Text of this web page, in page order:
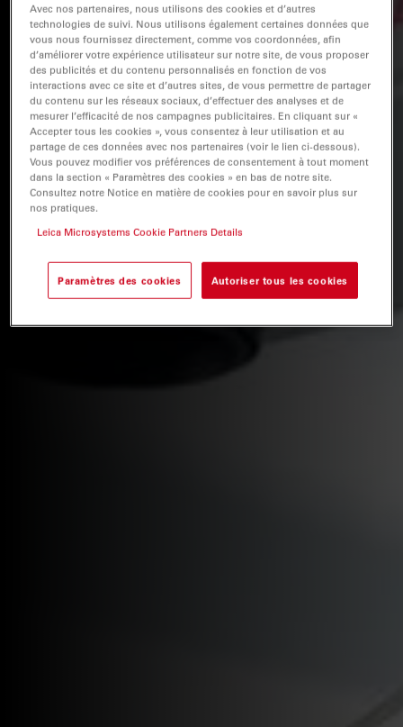
Avec nos partenaires, nous utilisons des cookies et d’autres
technologies de suivi. Nous utilisons également certaines données que
vous nous fournissez directement, comme vos coordonnées, afin
d’améliorer votre expérience utilisateur sur notre site, de vous proposer
des publicités et du contenu personnalisés en fonction de vos
interactions avec ce site et d’autres sites, de vous permettre de partager
du contenu sur les réseaux sociaux, d’effectuer des analyses et de
mesurer l’efficacité de nos campagnes publicitaires. En cliquant sur «
Accepter tous les cookies », vous consentez à leur utilisation et au
partage de ces données avec nos partenaires (voir le lien ci-dessous).
Vous pouvez modifier vos préférences de consentement à tout moment
dans la section « Paramètres des cookies » en bas de notre site.
Consultez notre Notice en matière de cookies pour en savoir plus sur
nos pratiques.
Leica Microsystems Cookie Partners Details
Paramètres des cookies Autoriser tous les cookies